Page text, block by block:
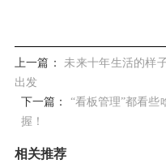
上一篇： 未来十年生活的样
出发
下一篇： “看板管理”都看
握！
相关推荐